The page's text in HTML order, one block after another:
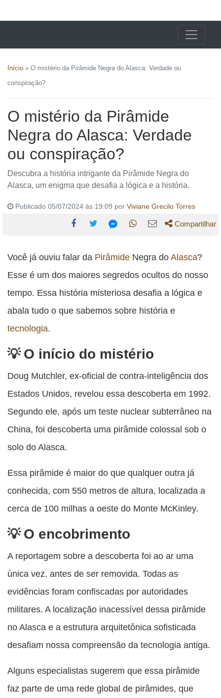
Início » O mistério da Pirâmide Negra do Alasca: Verdade ou
conspiração?
O mistério da Pirâmide
Negra do Alasca: Verdade
ou conspiração?
Descubra a história intrigante da Pirâmide Negra do
Alasca, um enigma que desafia a lógica e a história.
Publicado 05/07/2024 às 19:09 por Viviane Grecilo Torres
esta
publicação
esta
publicação
esta
publicação
esta
publicação
esta
publicação
Compartilhar
Você já ouviu falar da Pirâmide Negra doAlasca?
Esse é um dos maiores segredos ocultos do nosso
tempo. Essa história misteriosa desafia a lógica e
abala tudo o que sabemos sobre história e
tecnologia.
O início do mistério
Doug Mutchler, ex-oficial de contra-inteligência dos
Estados Unidos, revelou essa descoberta em 1992.
Segundo ele, após um teste nuclear subterrâneo na
China, foi descoberta uma pirâmide colossal sob o
solo do Alasca.
Essa pirâmide é maior do que qualquer outra já
conhecida, com 550 metros de altura, localizada a
cerca de 100 milhas a oeste do Monte McKinley.
O encobrimento
A reportagem sobre a descoberta foi ao ar uma
única vez, antes de ser removida. Todas as
evidências foram confiscadas por autoridades
militares. A localização inacessível dessa pirâmide
no Alasca e a estrutura arquitetônica sofisticada
desafiam nossa compreensão da tecnologia antiga.
Alguns especialistas sugerem que essa pirâmide
faz parte de uma rede global de pirâmides, que